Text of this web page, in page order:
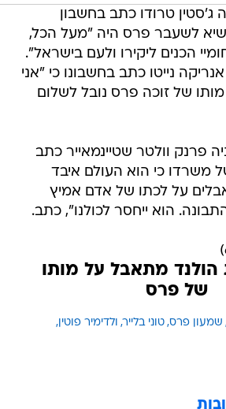
טרודו כתב בחשבון
לשעבר פרס היה "מעל הכל,
הכנים ליקירו ולעם בישראל".
נייטו כתב בחשבונו כי "אני
של זוכה פרס נובל לשלום
פרנק וולטר שטיינמאייר כתב
משרדו כי הוא העולם איבד
אבלים על לכתו של אדם אמיץ
הוא ייחסר לכולנו", כתב.
הולנד מתאבל על מותו
של פרס
שמעון פרס טוני בלייר
ולדימיר פוטין